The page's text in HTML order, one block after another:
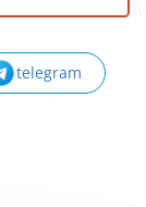
telegram